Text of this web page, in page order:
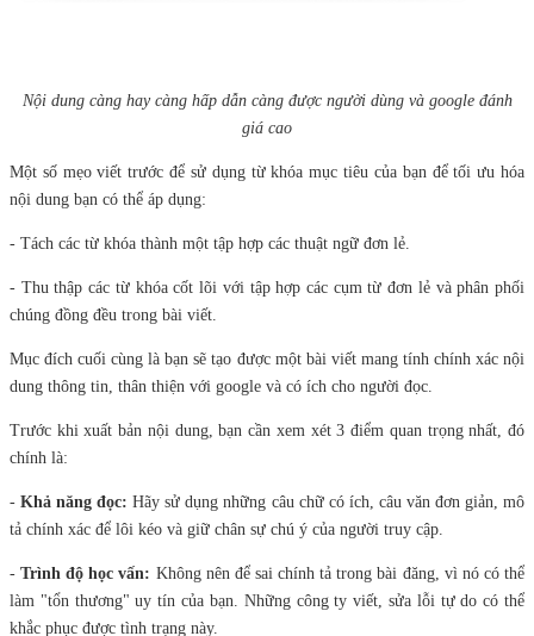
Nội dung càng hay càng hấp dẫn càng được người dùng và google đánh
giá cao
Một số mẹo viết trước để sử dụng từ khóa mục tiêu của bạn để tối ưu hóa
nội dung bạn có thể áp dụng:
- Tách các từ khóa thành một tập hợp các thuật ngữ đơn lẻ.
- Thu thập các từ khóa cốt lõi với tập hợp các cụm từ đơn lẻ và phân phối
chúng đồng đều trong bài viết.
Mục đích cuối cùng là bạn sẽ tạo được một bài viết mang tính chính xác nội
dung thông tin, thân thiện với google và có ích cho người đọc.
Trước khi xuất bản nội dung, bạn cần xem xét 3 điểm quan trọng nhất, đó
chính là:
-Khả năng đọc:Hãy sử dụng những câu chữ có ích, câu văn đơn giản, mô
tả chính xác để lôi kéo và giữ chân sự chú ý của người truy cập.
-Trình độ học vấn: Không nên để sai chính tả trong bài đăng, vì nó có thể
làm "tổn thương" uy tín của bạn. Những công ty viết, sửa lỗi tự do có thể
khắc phục được tình trạng này.